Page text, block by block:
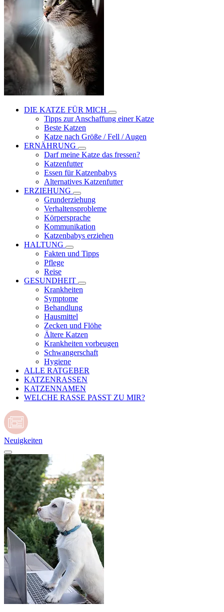
DIE KATZE FÜR MICH
Tipps zur Anschaffung einer Katze
Beste Katzen
Katze nach Größe / Fell / Augen
ERNÄHRUNG
Darf meine Katze das fressen?
Katzenfutter
Essen für Katzenbabys
Alternatives Katzenfutter
ERZIEHUNG
Grunderziehung
Verhaltensprobleme
Körpersprache
Kommunikation
Katzenbabys erziehen
HALTUNG
Fakten und Tipps
Pflege
Reise
GESUNDHEIT
Krankheiten
Symptome
Behandlung
Hausmittel
Zecken und Flöhe
Ältere Katzen
Krankheiten vorbeugen
Schwangerschaft
Hygiene
ALLE RATGEBER
KATZENRASSEN
KATZENNAMEN
WELCHE RASSE PASST ZU MIR?
Neuigkeiten